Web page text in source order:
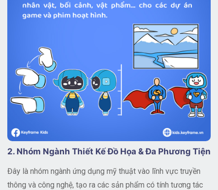
2. Nhóm Ngành Thiết Kế Đồ Họa & Đa Phương Tiện
Đây là nhóm ngành ứng dụng mỹ thuật vào lĩnh vực truyền
thông và công nghệ, tạo ra các sản phẩm có tính tương tác